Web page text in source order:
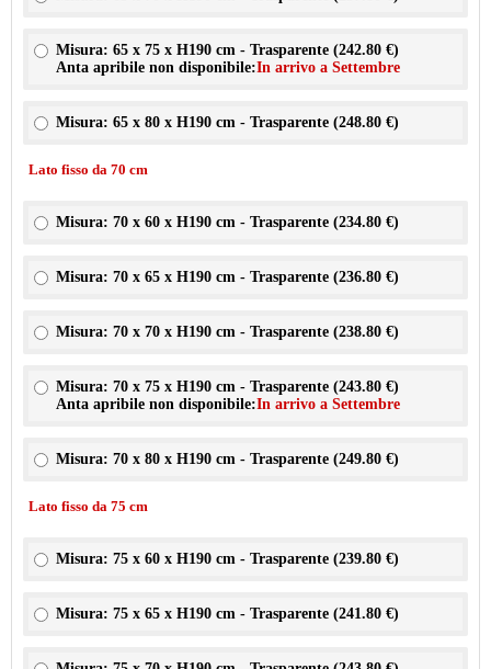
Misura: 65 x 75 x H190 cm - Trasparente (242.80 €)
Anta apribile non disponibile:In arrivo a Settembre
Misura: 65 x 80 x H190 cm - Trasparente (248.80 €)
Lato fisso da 70 cm
Misura: 70 x 60 x H190 cm - Trasparente (234.80 €)
Misura: 70 x 65 x H190 cm - Trasparente (236.80 €)
Misura: 70 x 70 x H190 cm - Trasparente (238.80 €)
Misura: 70 x 75 x H190 cm - Trasparente (243.80 €)
Anta apribile non disponibile:In arrivo a Settembre
Misura: 70 x 80 x H190 cm - Trasparente (249.80 €)
Lato fisso da 75 cm
Misura: 75 x 60 x H190 cm - Trasparente (239.80 €)
Misura: 75 x 65 x H190 cm - Trasparente (241.80 €)